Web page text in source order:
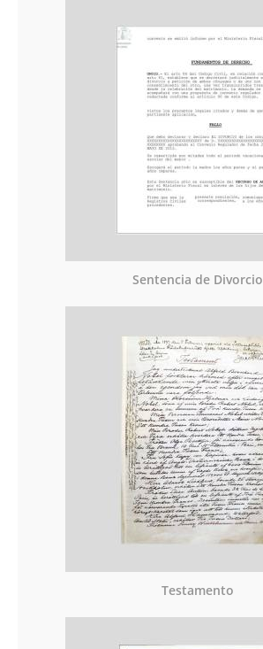
Sentencia de Divorcio
Testamento